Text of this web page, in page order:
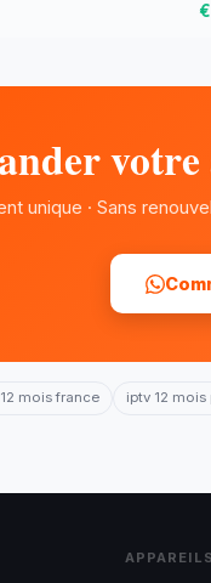
unique · Sans
mois france iptv 12 mois
APPAREILS